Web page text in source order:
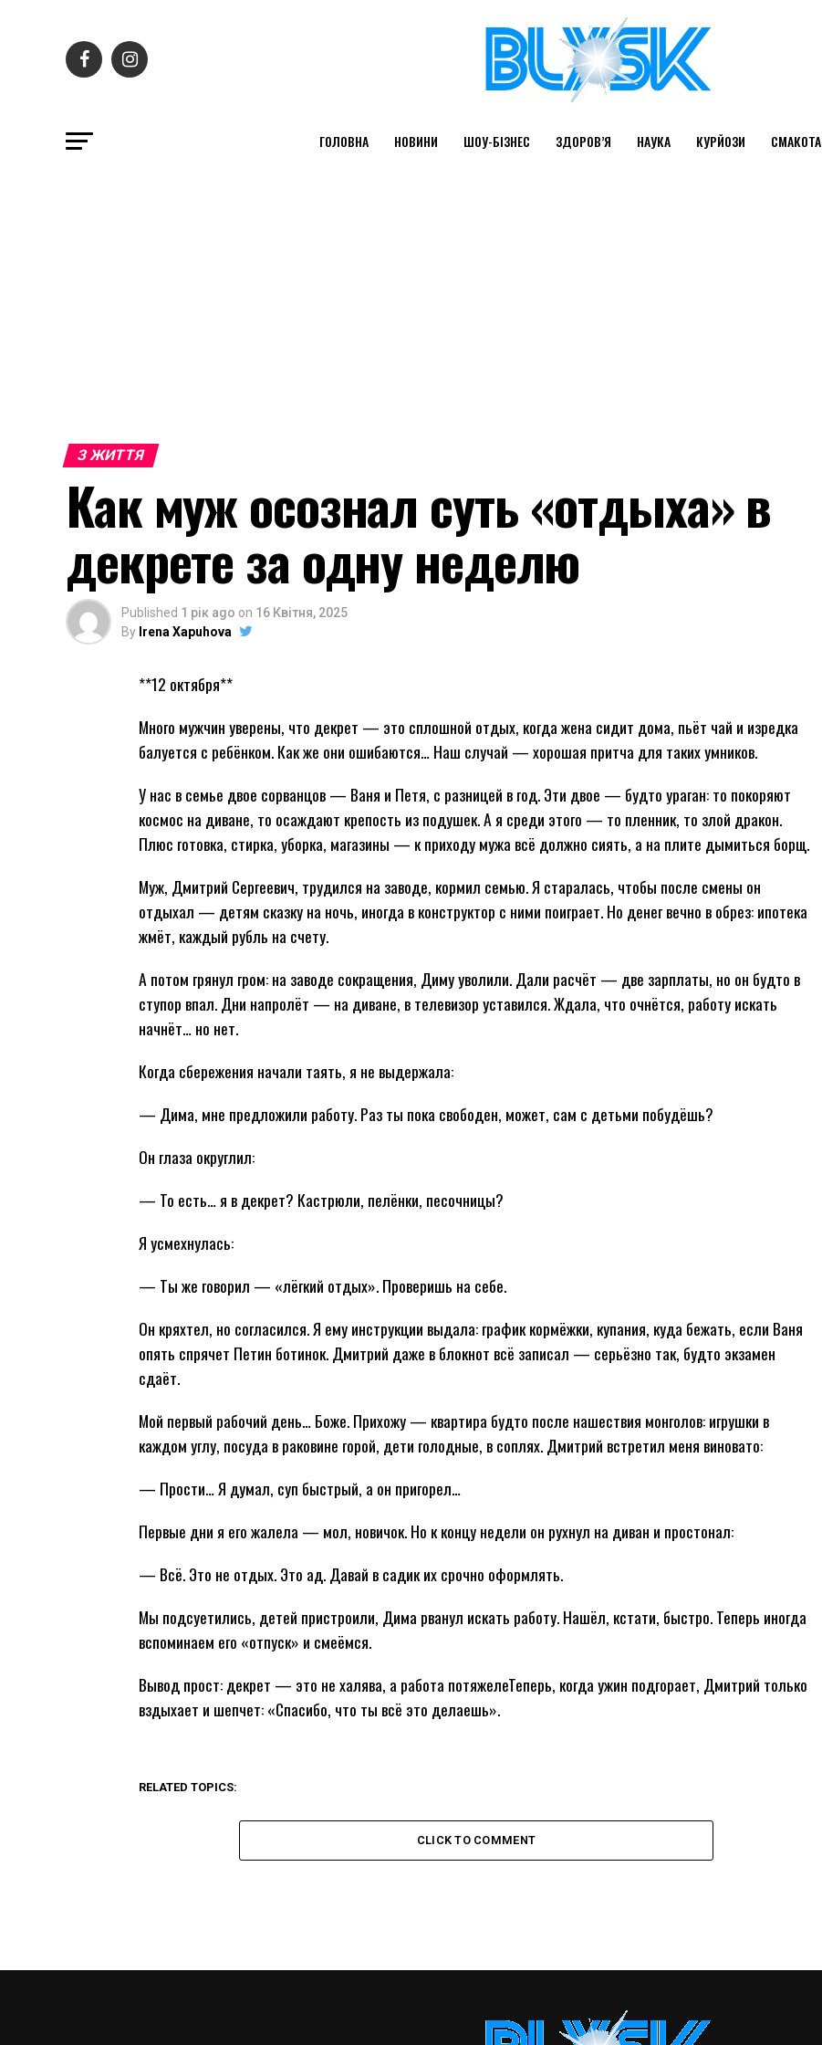
ГОЛОВНА НОВИНИ ШОУ-БІЗНЕС ЗДОРОВ’Я НАУКА КУРЙОЗИ СМАКОТА
З ЖИТТЯ
Как муж осознал суть «отдыха» в
декрете за одну неделю
Published 1 рік ago on 16 Квітня, 2025
By Irena Xapuhova
**12 октября**
Много мужчин уверены, что декрет — это сплошной отдых, когда жена сидит дома, пьёт чай и изредка
балуется с ребёнком. Как же они ошибаются… Наш случай — хорошая притча для таких умников.
У нас в семье двое сорванцов — Ваня и Петя, с разницей в год. Эти двое — будто ураган: то покоряют
космос на диване, то осаждают крепость из подушек. А я среди этого — то пленник, то злой дракон.
Плюс готовка, стирка, уборка, магазины — к приходу мужа всё должно сиять, а на плите дымиться борщ.
Муж, Дмитрий Сергеевич, трудился на заводе, кормил семью. Я старалась, чтобы после смены он
отдыхал — детям сказку на ночь, иногда в конструктор с ними поиграет. Но денег вечно в обрез: ипотека
жмёт, каждый рубль на счету.
А потом грянул гром: на заводе сокращения, Диму уволили. Дали расчёт — две зарплаты, но он будто в
ступор впал. Дни напролёт — на диване, в телевизор уставился. Ждала, что очнётся, работу искать
начнёт… но нет.
Когда сбережения начали таять, я не выдержала:
— Дима, мне предложили работу. Раз ты пока свободен, может, сам с детьми побудёшь?
Он глаза округлил:
— То есть… я в декрет? Кастрюли, пелёнки, песочницы?
Я усмехнулась:
— Ты же говорил — «лёгкий отдых». Проверишь на себе.
Он кряхтел, но согласился. Я ему инструкции выдала: график кормёжки, купания, куда бежать, если Ваня
опять спрячет Петин ботинок. Дмитрий даже в блокнот всё записал — серьёзно так, будто экзамен
сдаёт.
Мой первый рабочий день… Боже. Прихожу — квартира будто после нашествия монголов: игрушки в
каждом углу, посуда в раковине горой, дети голодные, в соплях. Дмитрий встретил меня виновато:
— Прости… Я думал, суп быстрый, а он пригорел…
Первые дни я его жалела — мол, новичок. Но к концу недели он рухнул на диван и простонал:
— Всё. Это не отдых. Это ад. Давай в садик их срочно оформлять.
Мы подсуетились, детей пристроили, Дима рванул искать работу. Нашёл, кстати, быстро. Теперь иногда
вспоминаем его «отпуск» и смеёмся.
Вывод прост: декрет — это не халява, а работа потяжелеТеперь, когда ужин подгорает, Дмитрий только
вздыхает и шепчет: «Спасибо, что ты всё это делаешь».
RELATED TOPICS:
CLICK TO COMMENT